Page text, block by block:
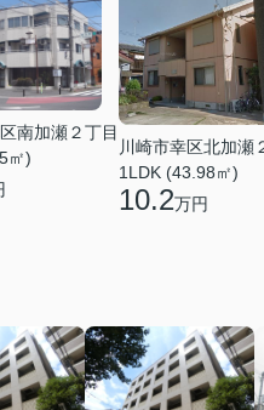
南加瀬２丁目
㎡)
川崎市幸区北加瀬
1LDK (43.98㎡)
10.2万円